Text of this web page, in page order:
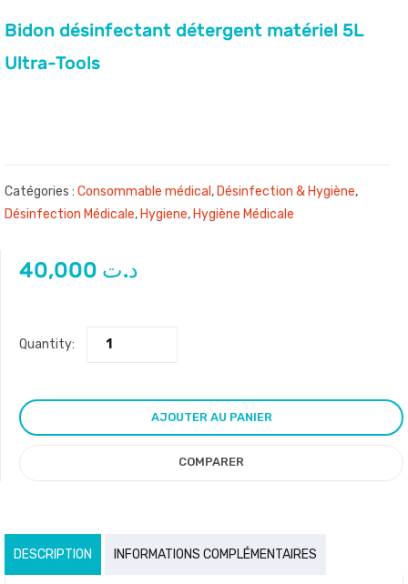
Bidon désinfectant détergent matériel 5L
Ultra-Tools
Catégories : Consommable médical , Désinfection & Hygiène,
Désinfection Médicale, Hygiene, Hygiène Médicale
د.ت
Quantity:
AJOUTER AU PANIER
COMPARER
DESCRIPTION INFORMATIONS COMPLÉMENTAIRES